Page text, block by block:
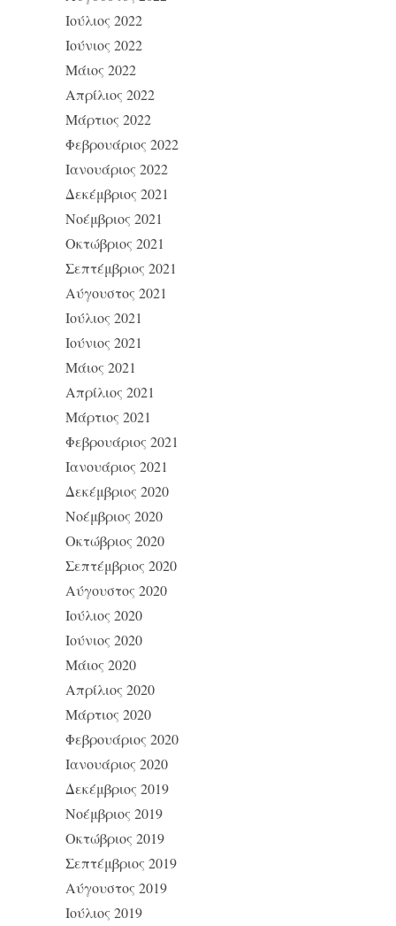
Ιούλιος 2022
Ιούνιος 2022
Μάιος 2022
Απρίλιος 2022
Μάρτιος 2022
Φεβρουάριος 2022
Ιανουάριος 2022
Δεκέμβριος 2021
Νοέμβριος 2021
Οκτώβριος 2021
Σεπτέμβριος 2021
Αύγουστος 2021
Ιούλιος 2021
Ιούνιος 2021
Μάιος 2021
Απρίλιος 2021
Μάρτιος 2021
Φεβρουάριος 2021
Ιανουάριος 2021
Δεκέμβριος 2020
Νοέμβριος 2020
Οκτώβριος 2020
Σεπτέμβριος 2020
Αύγουστος 2020
Ιούλιος 2020
Ιούνιος 2020
Μάιος 2020
Απρίλιος 2020
Μάρτιος 2020
Φεβρουάριος 2020
Ιανουάριος 2020
Δεκέμβριος 2019
Νοέμβριος 2019
Οκτώβριος 2019
Σεπτέμβριος 2019
Αύγουστος 2019
Ιούλιος 2019